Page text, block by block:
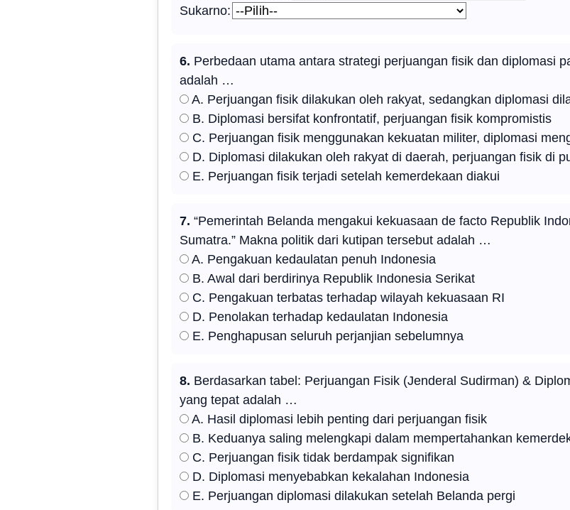
Sukarno:
6. Perbedaan utama antara strategi perjuangan fisik dan diplomasi
adalah …
A. Perjuangan fisik dilakukan oleh rakyat, sedangkan diplomasi
B. Diplomasi bersifat konfrontatif, perjuangan fisik kompromistis
C. Perjuangan fisik menggunakan kekuatan militer, diplomasi
D. Diplomasi dilakukan oleh rakyat di daerah, perjuangan fisik di
E. Perjuangan fisik terjadi setelah kemerdekaan diakui
7. “Pemerintah Belanda mengakui kekuasaan de facto Republik
Sumatra.” Makna politik dari kutipan tersebut adalah …
A. Pengakuan kedaulatan penuh Indonesia
B. Awal dari berdirinya Republik Indonesia Serikat
C. Pengakuan terbatas terhadap wilayah kekuasaan RI
D. Penolakan terhadap kedaulatan Indonesia
E. Penghapusan seluruh perjanjian sebelumnya
8. Berdasarkan tabel: Perjuangan Fisik (Jenderal Sudirman) &
yang tepat adalah …
A. Hasil diplomasi lebih penting dari perjuangan fisik
B. Keduanya saling melengkapi dalam mempertahankan
C. Perjuangan fisik tidak berdampak signifikan
D. Diplomasi menyebabkan kekalahan Indonesia
E. Perjuangan diplomasi dilakukan setelah Belanda pergi